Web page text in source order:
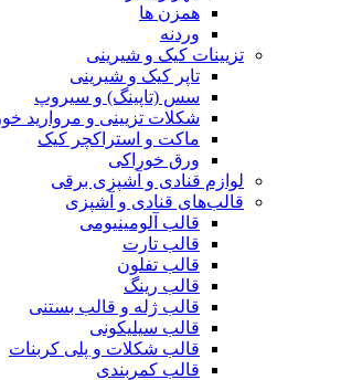
همزن ها
وردنه
تزیینات کیک و شیرینی
تاپر کیک و شیرینی
سس (تاپینگ) و سیروپ
شکلات تزیینی و مروارید
ماکت و استراکچر کیک
ورق خوراکی
لوازم قنادی و آشپزی برقی
قالب‌های قنادی و آشپزی
قالب آلومینیومی
قالب تارت
قالب تفلون
قالب رینگ
قالب ژله و قالب بستنی
قالب سیلیکونی
قالب شکلات و پلی کربنات
قالب کمربندی